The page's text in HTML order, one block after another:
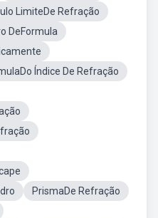
LimiteDe Refração
DeFormula
Índice De Refração
PrismaDe Refração